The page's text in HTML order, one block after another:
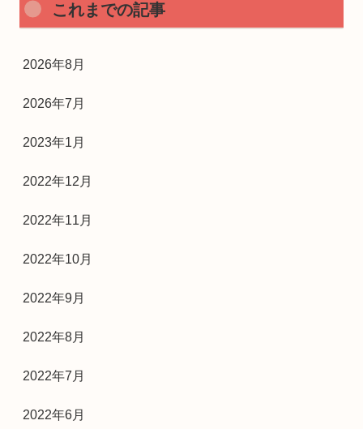
これまでの記事
2026年8月
2026年7月
2023年1月
2022年12月
2022年11月
2022年10月
2022年9月
2022年8月
2022年7月
2022年6月